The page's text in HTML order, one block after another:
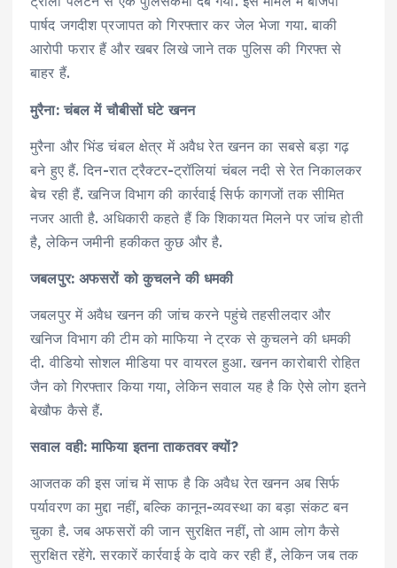
पार्षद जगदीश प्रजापत को गिरफ्तार कर जेल भेजा गया. बाकी
आरोपी फरार हैं और खबर लिखे जाने तक पुलिस की गिरफ्त से
बाहर हैं.
मुरैना: चंबल में चौबीसों घंटे खनन
मुरैना और भिंड चंबल क्षेत्र में अवैध रेत खनन का सबसे बड़ा गढ़
बने हुए हैं. दिन-रात ट्रैक्टर-ट्रॉलियां चंबल नदी से रेत निकालकर
बेच रही हैं. खनिज विभाग की कार्रवाई सिर्फ कागजों तक सीमित
नजर आती है. अधिकारी कहते हैं कि शिकायत मिलने पर जांच होती
है, लेकिन जमीनी हकीकत कुछ और है.
जबलपुर: अफसरों को कुचलने की धमकी
जबलपुर में अवैध खनन की जांच करने पहुंचे तहसीलदार और
खनिज विभाग की टीम को माफिया ने ट्रक से कुचलने की धमकी
दी. वीडियो सोशल मीडिया पर वायरल हुआ. खनन कारोबारी रोहित
जैन को गिरफ्तार किया गया, लेकिन सवाल यह है कि ऐसे लोग इतने
बेखौफ कैसे हैं.
सवाल वही: माफिया इतना ताकतवर क्यों?
आजतक की इस जांच में साफ है कि अवैध रेत खनन अब सिर्फ
पर्यावरण का मुद्दा नहीं, बल्कि कानून-व्यवस्था का बड़ा संकट बन
चुका है. जब अफसरों की जान सुरक्षित नहीं, तो आम लोग कैसे
सुरक्षित रहेंगे. सरकारें कार्रवाई के दावे कर रही हैं, लेकिन जब तक